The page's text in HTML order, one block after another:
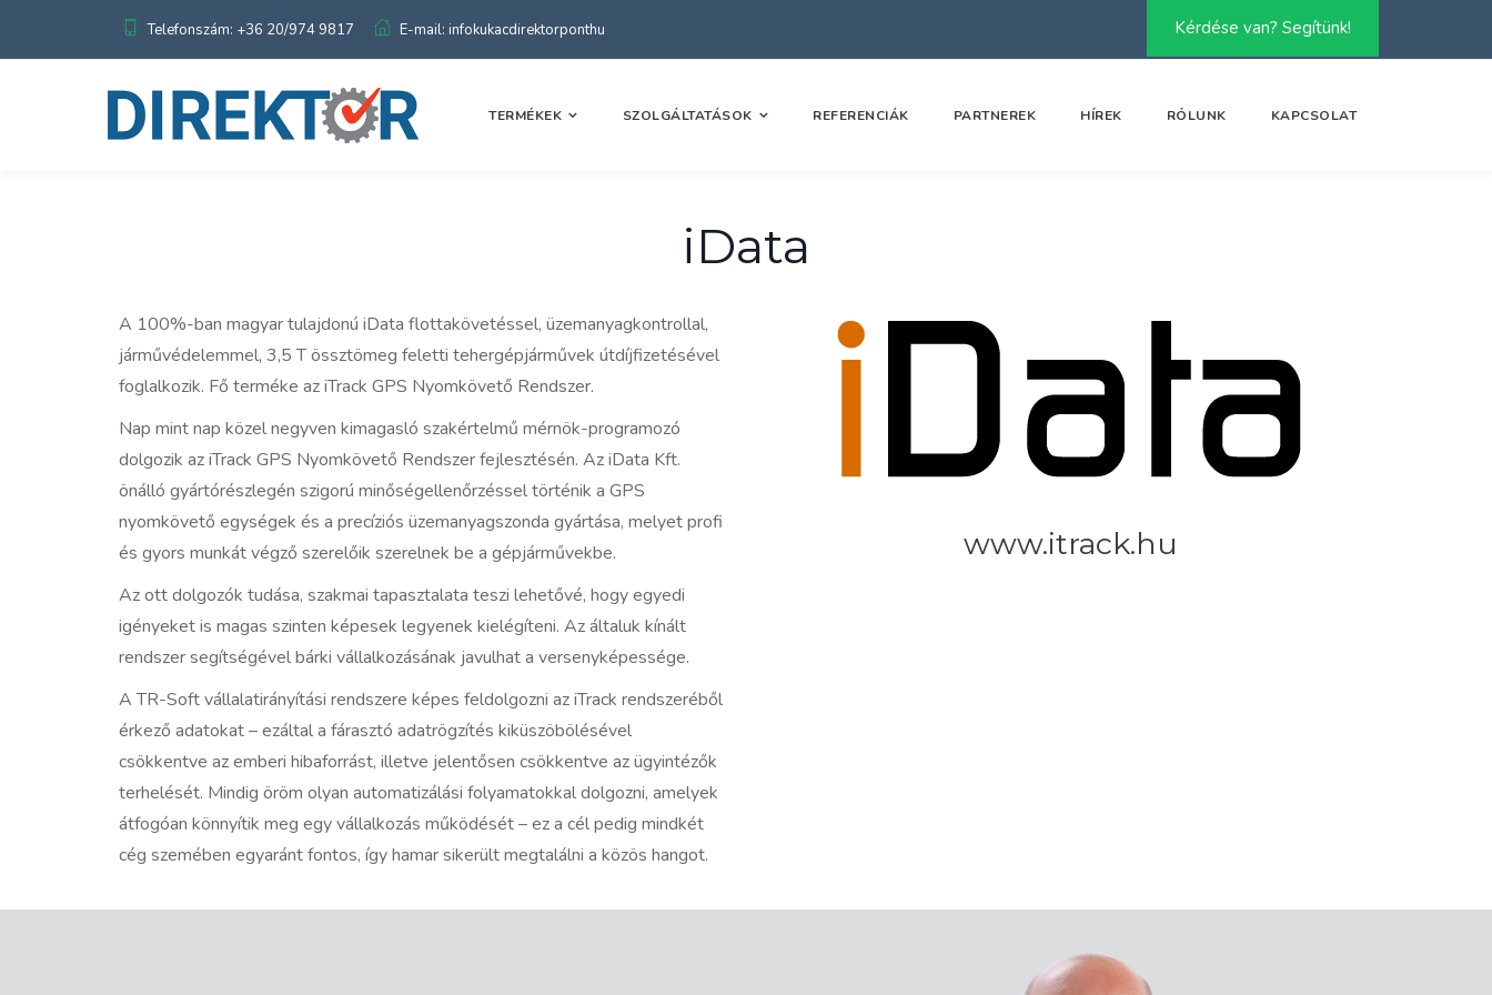
Telefonszám: +36 20/974 9817 E-mail: infokukacdirektorponthu Kérdése van? Segítünk!
TERMÉKEK SZOLGÁLTATÁSOK REFERENCIÁK PARTNEREK HÍREK RÓLUNK KAPCSOLAT
iData
A 100%-ban magyar tulajdonú iData flottakövetéssel, üzemanyagkontrollal,
járművédelemmel, 3,5 T össztömeg feletti tehergépjárművek útdíjfizetésével
foglalkozik. Fő terméke az iTrack GPS Nyomkövető Rendszer.
Nap mint nap közel negyven kimagasló szakértelmű mérnök-programozó
dolgozik az iTrack GPS Nyomkövető Rendszer fejlesztésén. Az iData Kft.
önálló gyártórészlegén szigorú minőségellenőrzéssel történik a GPS
nyomkövető egységek és a precíziós üzemanyagszonda gyártása, melyet profi
és gyors munkát végző szerelőik szerelnek be a gépjárművekbe.
Az ott dolgozók tudása, szakmai tapasztalata teszi lehetővé, hogy egyedi
igényeket is magas szinten képesek legyenek kielégíteni. Az általuk kínált
rendszer segítségével bárki vállalkozásának javulhat a versenyképessége.
A TR-Soft vállalatirányítási rendszere képes feldolgozni az iTrack rendszeréből
érkező adatokat – ezáltal a fárasztó adatrögzítés kiküszöbölésével
csökkentve az emberi hibaforrást, illetve jelentősen csökkentve az ügyintézők
terhelését. Mindig öröm olyan automatizálási folyamatokkal dolgozni, amelyek
átfogóan könnyítik meg egy vállalkozás működését – ez a cél pedig mindkét
cég szemében egyaránt fontos, így hamar sikerült megtalálni a közös hangot.
www.itrack.hu